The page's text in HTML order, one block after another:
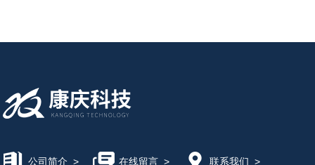
公司简介 > 在线留言> 联系我们 >